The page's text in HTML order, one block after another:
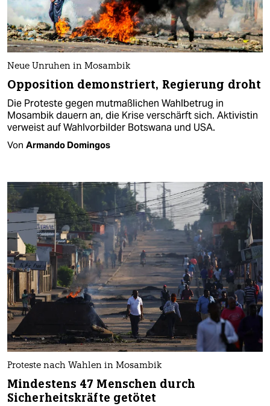
Neue Unruhen in Mosambik
Opposition demonstriert, Regierung droht
Die Proteste gegen mutmaßlichen Wahlbetrug in
Mosambik dauern an, die Krise verschärft sich. Aktivistin
verweist auf Wahlvorbilder Botswana und USA.
Von Armando Domingos
Proteste nach Wahlen in Mosambik
Mindestens 47 Menschen durch
Sicherheitskräfte getötet